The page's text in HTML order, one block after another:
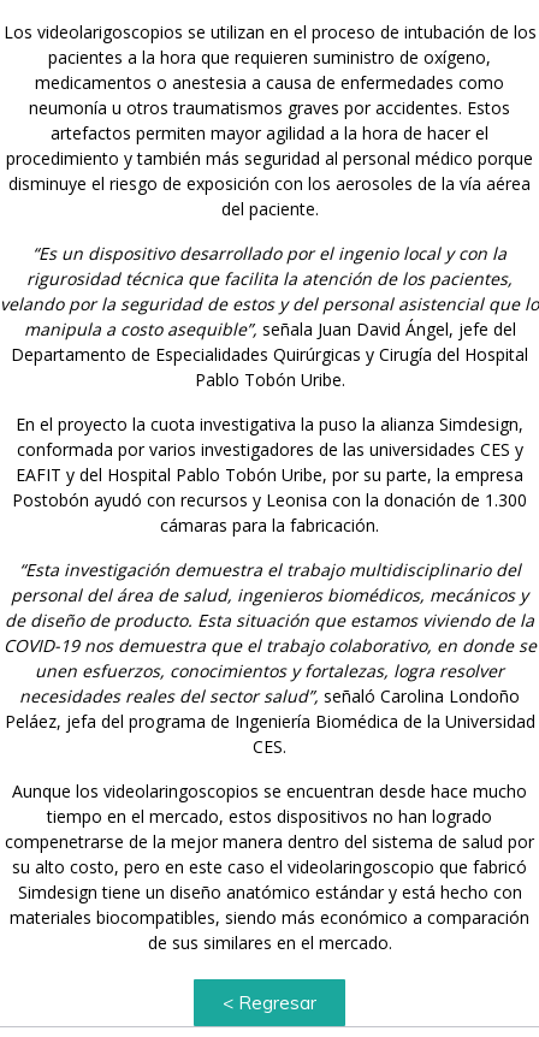
Los videolarigoscopios se utilizan en el proceso de intubación de los
pacientes a la hora que requieren suministro de oxígeno,
medicamentos o anestesia a causa de enfermedades como
neumonía u otros traumatismos graves por accidentes. Estos
artefactos permiten mayor agilidad a la hora de hacer el
procedimiento y también más seguridad al personal médico porque
disminuye el riesgo de exposición con los aerosoles de la vía aérea
del paciente.
“Es un dispositivo desarrollado por el ingenio local y con la
rigurosidad técnica que facilita la atención de los pacientes,
velando por la seguridad de estos y del personal asistencial que lo
manipula a costo asequible”, señala Juan David Ángel, jefe del
Departamento de Especialidades Quirúrgicas y Cirugía del Hospital
Pablo Tobón Uribe.
En el proyecto la cuota investigativa la puso la alianza Simdesign,
conformada por varios investigadores de las universidades CES y
EAFIT y del Hospital Pablo Tobón Uribe, por su parte, la empresa
Postobón ayudó con recursos y Leonisa con la donación de 1.300
cámaras para la fabricación.
“Esta investigación demuestra el trabajo multidisciplinario del
personal del área de salud, ingenieros biomédicos, mecánicos y
de diseño de producto. Esta situación que estamos viviendo de la
COVID-19 nos demuestra que el trabajo colaborativo, en donde se
unen esfuerzos, conocimientos y fortalezas, logra resolver
necesidades reales del sector salud”, señaló Carolina Londoño
Peláez, jefa del programa de Ingeniería Biomédica de la Universidad
CES.
Aunque los videolaringoscopios se encuentran desde hace mucho
tiempo en el mercado, estos dispositivos no han logrado
compenetrarse de la mejor manera dentro del sistema de salud por
su alto costo, pero en este caso el videolaringoscopio que fabricó
Simdesign tiene un diseño anatómico estándar y está hecho con
materiales biocompatibles, siendo más económico a comparación
de sus similares en el mercado.
< Regresar